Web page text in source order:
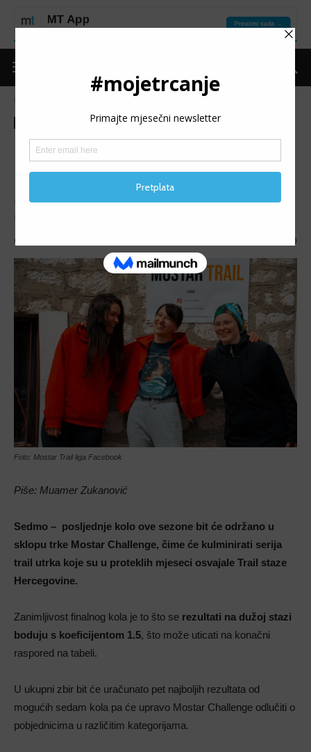
Izdvojeno Trke Najave Promo
Mostarska Trail liga postaje
regionalni brend
Mostarska Trail liga koja je ove godine okupila više od 100
trkača iz petnaestak gradova ulazi u završnicu.
Objavio 890
Foto: Mostar Trail liga Facebook
Piše: Muamer Zukanović
Sedmo – posljednje kolo ove sezone bit će održano u
sklopu trke Mostar Challenge, čime će kulminirati serija
trail utrka koje su u proteklih mjeseci osvajale Trail staze
Hercegovine.
Zanimljivost finalnog kola je to što se rezultati na dužoj stazi
boduju s koeficijentom 1.5, što može uticati na konačni
raspored na tabeli.
U ukupni zbir bit će uračunato pet najboljih rezultata od
mogućih sedam kola pa će upravo Mostar Challenge odlučiti o
pobjednicima u različitim kategorijama.